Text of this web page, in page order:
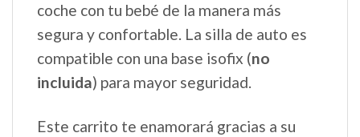
coche con tu bebé de la manera más
segura y confortable. La silla de auto es
compatible con una base isofix (no
incluida) para mayor seguridad.
Este carrito te enamorará gracias a su